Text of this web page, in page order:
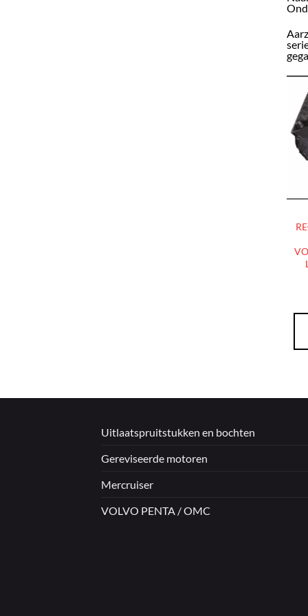
Uitlaatspruitstukken en bochten
Gereviseerde motoren
Mercruiser
VOLVO PENTA / OMC